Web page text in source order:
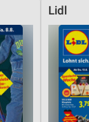
Lidl